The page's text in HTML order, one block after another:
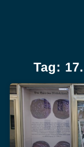
Tag: